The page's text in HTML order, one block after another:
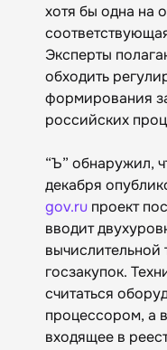
хотя бы одна на
Эксперты
обходить
формирования
российских
“Ъ” обнаружил,
декабря
gov.ru проект
вводит
вычислительной
госзакупок.
считаться
процессором, а
входящее в